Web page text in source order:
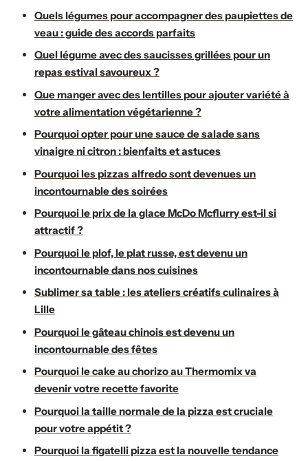
Quels légumes pour accompagner des paupiettes de
veau : guide des accords parfaits
Quel légume avec des saucisses grillées pour un
repas estival savoureux ?
Que manger avec des lentilles pour ajouter variété à
votre alimentation végétarienne ?
Pourquoi opter pour une sauce de salade sans
vinaigre ni citron : bienfaits et astuces
Pourquoi les pizzas alfredo sont devenues un
incontournable des soirées
Pourquoi le prix de la glace McDo Mcflurry est-il si
attractif ?
Pourquoi le plof, le plat russe, est devenu un
incontournable dans nos cuisines
Sublimer sa table : les ateliers créatifs culinaires à
Lille
Pourquoi le gâteau chinois est devenu un
incontournable des fêtes
Pourquoi le cake au chorizo au Thermomix va
devenir votre recette favorite
Pourquoi la taille normale de la pizza est cruciale
pour votre appétit ?
Pourquoi la figatelli pizza est la nouvelle tendance